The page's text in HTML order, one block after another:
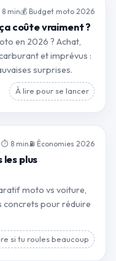
min💰 Budget moto 2026
coûte vraiment ?
en 2026 ? Achat,
et imprévus :
surprises.
À lire pour se lancer
⏱ 8 min⛽ Économies 2026
les plus
moto vs voiture,
concrets pour réduire
si tu roules beaucoup